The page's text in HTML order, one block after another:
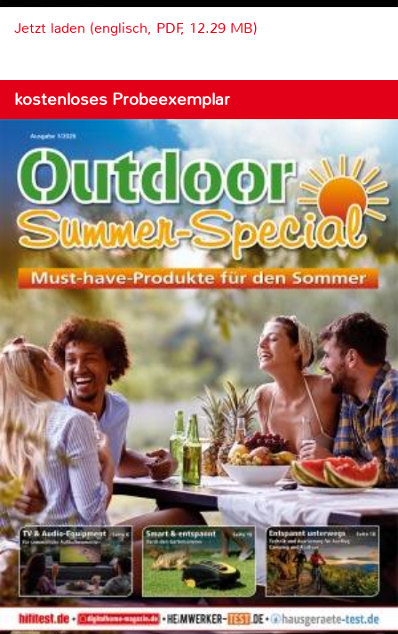
Jetzt laden (englisch, PDF, 12.29 MB)
kostenloses Probeexemplar